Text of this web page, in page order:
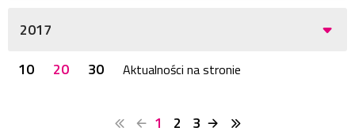
2017
10
20 30 Aktualności na stronie
1 2 3